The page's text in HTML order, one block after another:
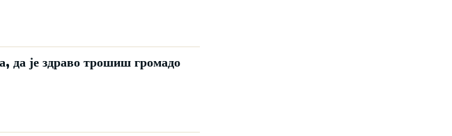
је здраво трошиш громадо